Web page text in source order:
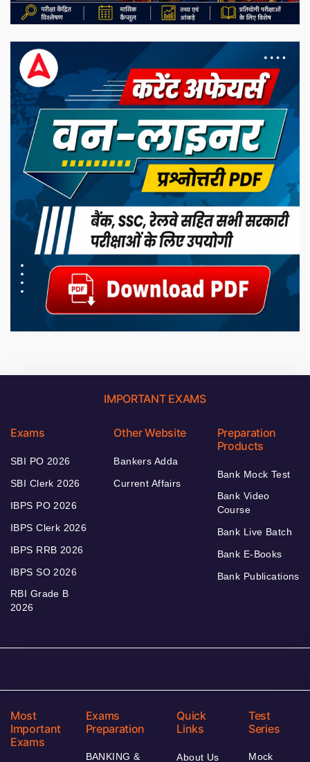
IMPORTANT EXAMS
Exams
SBI PO 2026
SBI Clerk 2026
IBPS PO 2026
IBPS Clerk 2026
IBPS RRB 2026
IBPS SO 2026
RBI Grade B
2026
Other Website
Bankers Adda
Current Affairs
Preparation
Products
Bank Mock Test
Bank Video
Course
Bank Live Batch
Bank E-Books
Bank Publications
Most
Important
Exams
Exams
Preparation
BANKING &
Quick
Links
About Us
Test
Series
Mock